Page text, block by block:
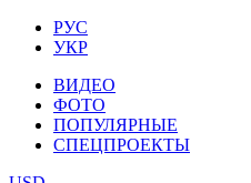
РУС
УКР
ВИДЕО
ФОТО
ПОПУЛЯРНЫЕ
СПЕЦПРОЕКТЫ